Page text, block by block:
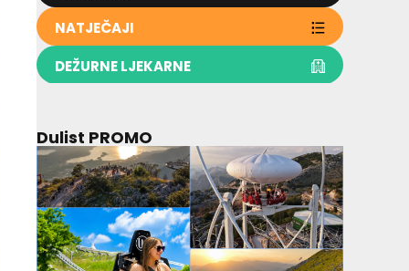
NATJEČAJI
DEŽURNE LJEKARNE
Dulist PROMO